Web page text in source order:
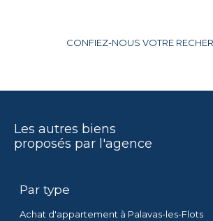
CONFIEZ-NOUS VOTRE
Les autres biens
proposés par l'agence
Par type
Achat d'appartement à Palavas-les-Flots